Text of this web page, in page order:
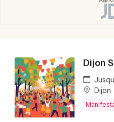
Dijon
Dijon